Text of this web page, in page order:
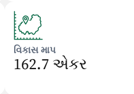
વિકાસ માપ
162.7 એકર